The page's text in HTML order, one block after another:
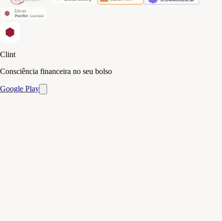
Clint
Consciência financeira no seu bolso
Google Play